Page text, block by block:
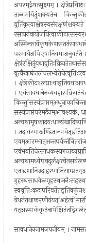
अपरम्ईषत्सूक्ष्मम् ।
तान्गमयितुंशक्यतेच ।
वृतिंकृत्वाक्षेत्रस्यसंरक्षणंशक्यते
।
।
सस्यंप्राप्तंपरंमर्दनम्आवश्यकं,
।
सावधानेननामजपनीयम् ।